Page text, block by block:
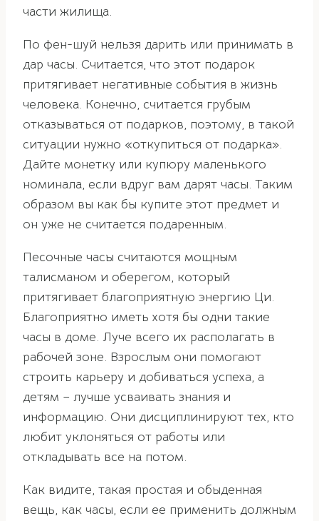
части жилища.
По фен-шуй нельзя дарить или принимать в
дар часы. Считается, что этот подарок
притягивает негативные события в жизнь
человека. Конечно, считается грубым
отказываться от подарков, поэтому, в такой
ситуации нужно «откупиться от подарка».
Дайте монетку или купюру маленького
номинала, если вдруг вам дарят часы. Таким
образом вы как бы купите этот предмет и
он уже не считается подаренным.
Песочные часы считаются мощным
талисманом и оберегом, который
притягивает благоприятную энергию Ци.
Благоприятно иметь хотя бы одни такие
часы в доме. Луче всего их располагать в
рабочей зоне. Взрослым они помогают
строить карьеру и добиваться успеха, а
детям – лучше усваивать знания и
информацию. Они дисциплинируют тех, кто
любит уклоняться от работы или
откладывать все на потом.
Как видите, такая простая и обыденная
вещь, как часы, если ее применить должным